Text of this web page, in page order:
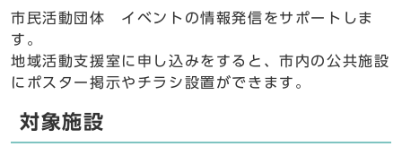
市民活動団体 イベントの情報発信をサポートしま
す。
地域活動支援室に申し込みをすると、市内の公共施設
にポスター掲示やチラシ設置ができます。
対象施設